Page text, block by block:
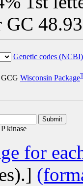
GC
Genetic codes (NCBI)
Wisconsin Package
kinase
for